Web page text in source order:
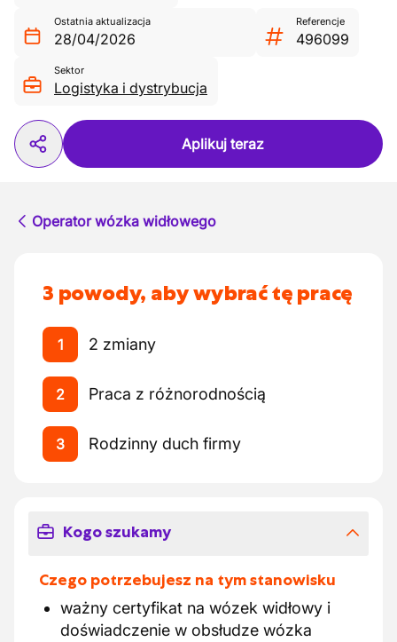
Ostatnia aktualizacja
28/04/2026
Referencje
496099
Sektor
Logistyka i dystrybucja
Aplikuj teraz
Operator wózka widłowego
3 powody, aby wybrać tę pracę
1 2 zmiany
2 Praca z różnorodnością
3 Rodzinny duch firmy
Kogo szukamy
Czego potrzebujesz na tym stanowisku
ważny certyfikat na wózek widłowy i
doświadczenie w obsłudze wózka